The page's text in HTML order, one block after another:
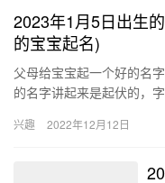
2023年1月5日出生
的宝宝起名)
父母给宝宝起一个好的名
的名字讲起来是起伏的，
1…
兴趣 2022年12月12日